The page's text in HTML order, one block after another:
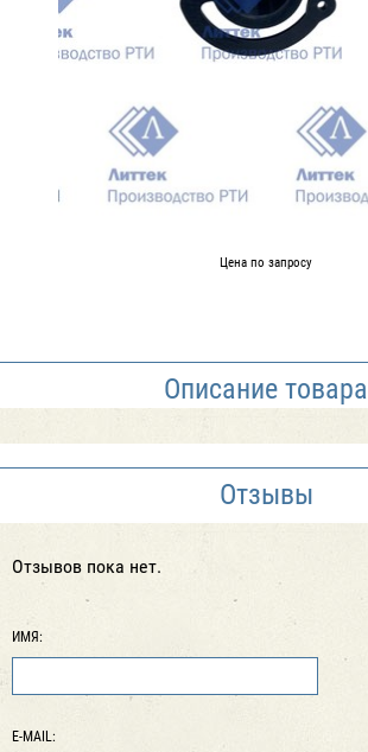
Цена по запросу
Описание товара
Отзывы
Отзывов пока нет.
ИМЯ:
E-MAIL: